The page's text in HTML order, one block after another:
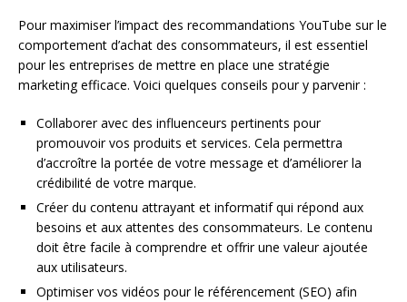
Pour maximiser l’impact des recommandations YouTube sur le
comportement d’achat des consommateurs, il est essentiel
pour les entreprises de mettre en place une stratégie
marketing efficace. Voici quelques conseils pour y parvenir :
Collaborer avec des influenceurs pertinents pour
promouvoir vos produits et services. Cela permettra
d’accroître la portée de votre message et d’améliorer la
crédibilité de votre marque.
Créer du contenu attrayant et informatif qui répond aux
besoins et aux attentes des consommateurs. Le contenu
doit être facile à comprendre et offrir une valeur ajoutée
aux utilisateurs.
Optimiser vos vidéos pour le référencement (SEO) afin